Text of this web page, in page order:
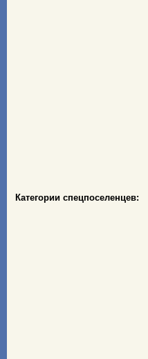
Категории спецпоселенцев: